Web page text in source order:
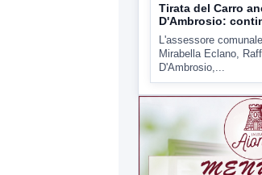
Tirata del Carro
D'Ambrosio:
L'assessore
Mirabella Eclano,
D'Ambrosio,...